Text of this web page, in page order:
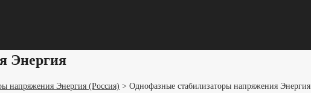
Энергия
напряжения Энергия (Россия) > Однофазные стабилизаторы напряжения Энергия